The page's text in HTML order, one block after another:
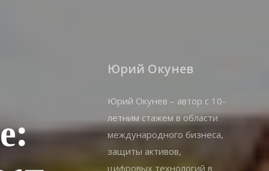
Юрий Окунев
Юрий Окунев – автор с 10-
летним стажем в области
международного бизнеса,
защиты активов,
цифровых технологий в